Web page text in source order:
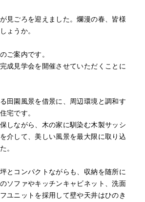
見ごろを迎えました。爛漫の春、皆様
ょうか。
ご案内です。
成見学会を開催させていただくことに
田園風景を借景に、周辺環境と調和す
宅です。
しながら、木の家に馴染む木製サッシ
介して、美しい風景を最大限に取り込
。
とコンパクトながらも、収納を随所に
ソファやキッチンキャビネット、洗面
ユニットを採用して壁や天井はひのき